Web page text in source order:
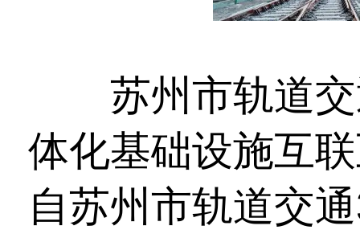
苏州市轨道交
体化基础设施互
自苏州市轨道交